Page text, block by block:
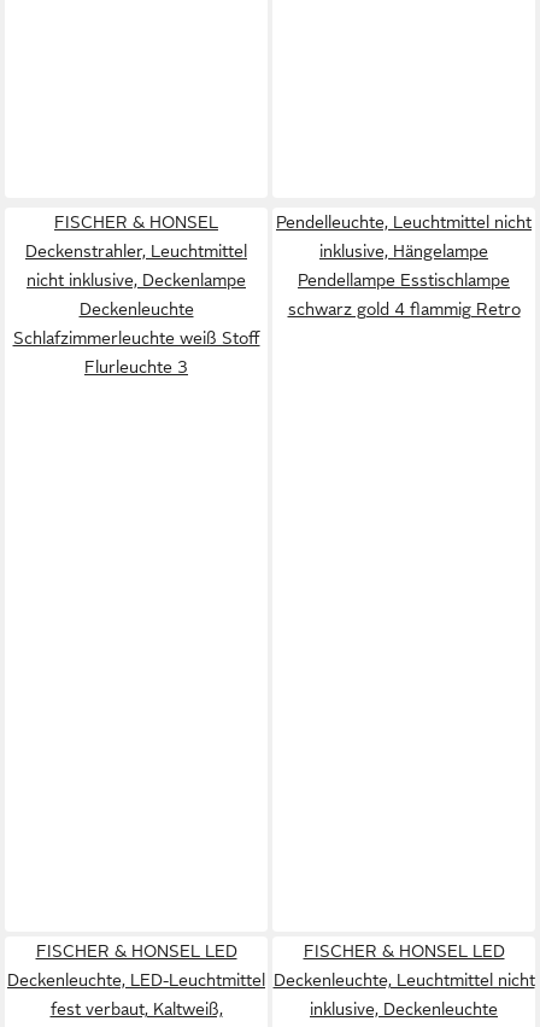
FISCHER & HONSEL
Deckenstrahler, Leuchtmittel
nicht inklusive, Deckenlampe
Deckenleuchte
Schlafzimmerleuchte weiß Stoff
Flurleuchte 3
Pendelleuchte, Leuchtmittel nicht
inklusive, Hängelampe
Pendellampe Esstischlampe
schwarz gold 4 flammig Retro
FISCHER & HONSEL LED
Deckenleuchte, LED-Leuchtmittel
fest verbaut, Kaltweiß,
FISCHER & HONSEL LED
Deckenleuchte, Leuchtmittel nicht
inklusive, Deckenleuchte